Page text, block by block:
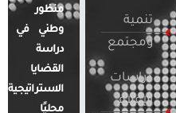
تنمية
ومجتمع
دراسات
الإعلام
منظور
وطني في
دراسة
القضايا
الاستراتيجية
محليًا